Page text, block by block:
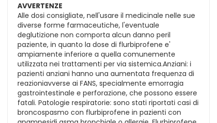
AVVERTENZE
Alle dosi consigliate, nell'usare il medicinale nelle sue
diverse forme farmaceutiche, l'eventuale
deglutizione non comporta alcun danno peril
paziente, in quanto la dose di flurbiprofene e'
ampiamente inferiore a quella comunemente
utilizzata nei trattamenti per via sistemica.Anziani: i
pazienti anziani hanno una aumentata frequenza di
reazioniavverse ai FANS, specialmente emorragia
gastrointestinale e perforazione, che possono essere
fatali. Patologie respiratorie: sono stati riportati casi di
broncospasmo con flurbiprofene in pazienti con